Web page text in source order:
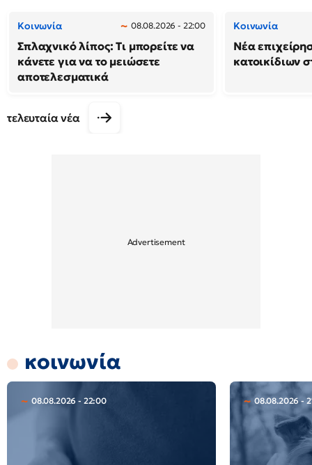
Κοινωνία 08.08.2026 - 22:00
Σπλαχνικό λίπος: Τι μπορείτε να
κάνετε για να το μειώσετε
αποτελεσματικά
Κοινωνία
Νέα
κατοικίδιων
τελευταία νέα
κοινωνία
08.08.2026 - 22:00 08.08.2026 -